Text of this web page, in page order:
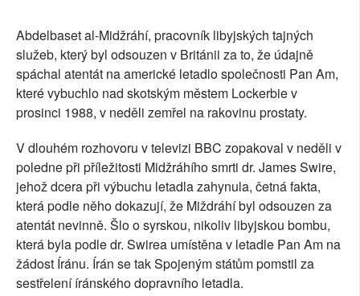
PLNÁ VERZE STRÁNEK
Abdelbaset al-Midžráhí, pracovník libyjských tajných
služeb, který byl odsouzen v Británii za to, že údajně
spáchal atentát na americké letadlo společnosti Pan Am,
které vybuchlo nad skotským městem Lockerbie v
prosinci 1988, v neděli zemřel na rakovinu prostaty.
V dlouhém rozhovoru v televizi BBC zopakoval v neděli v
poledne při příležitosti Midžráhího smrti dr. James Swire,
jehož dcera při výbuchu letadla zahynula, četná fakta,
která podle něho dokazují, že Miždráhí byl odsouzen za
atentát nevinně. Šlo o syrskou, nikoliv libyjskou bombu,
která byla podle dr. Swirea umístěna v letadle Pan Am na
žádost Íránu. Írán se tak Spojeným státům pomstil za
sestřelení íránského dopravního letadla.